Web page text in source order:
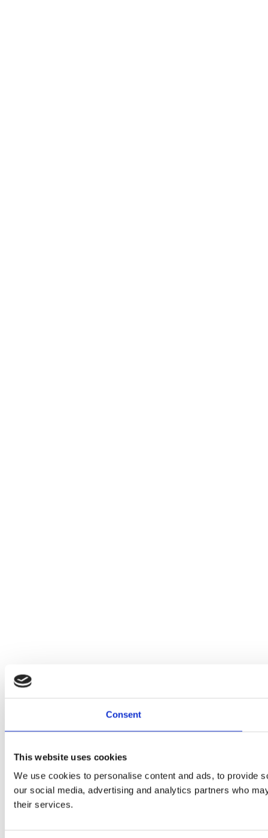
Consent
This website uses cookies
We use cookies to personalise content and ads, to provide
our social media, advertising and analytics partners who
their services.